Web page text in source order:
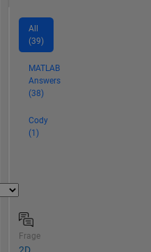
All
(39)
MATLAB
Answers
(38)
Cody
(1)
Frage
2D